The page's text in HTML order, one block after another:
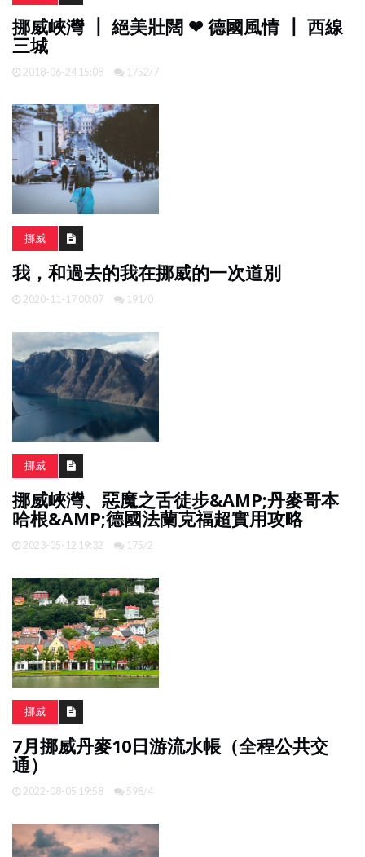
挪威峽灣 ┃ 絕美壯闊 ❤ 德國風情 ┃ 西線
三城
2018-06-24 15:08 1752/7
挪威
我，和過去的我在挪威的一次道別
2020-11-17 00:07 191/0
挪威
挪威峽灣、惡魔之舌徒步&AMP;丹麥哥本
哈根&AMP;德國法蘭克福超實用攻略
2023-05-12 19:32 175/2
挪威
7月挪威丹麥10日游流水帳（全程公共交
通）
2022-08-05 19:58 598/4